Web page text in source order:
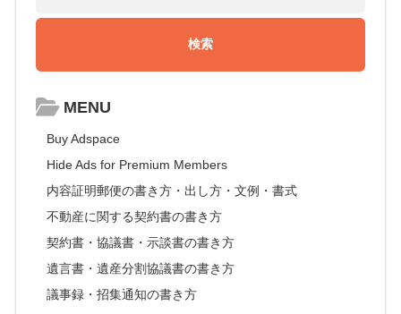
MENU
Buy Adspace
Hide Ads for Premium Members
内容証明郵便の書き方・出し方・文例・書式
不動産に関する契約書の書き方
契約書・協議書・示談書の書き方
遺言書・遺産分割協議書の書き方
議事録・招集通知の書き方